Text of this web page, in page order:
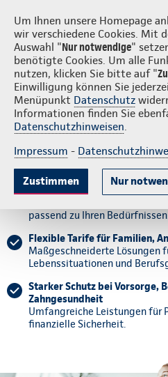
Um Ihnen unsere Homepage
wir verschiedene Cookies. Mit
Auswahl "Nur notwendige"
benötigte Cookies. Um alle
nutzen, klicken Sie bitte auf "
Einwilligung können Sie
Menüpunkt Datenschutz
Informationen finden Sie
Datenschutzhinweisen.
Impressum -
Zustimmen Nur
Continentale vor Ort
Lebensphase.
Individuelle Leistungen für
passend zu Ihren
Flexible Tarife für Familien,
Maßgeschneiderte Lösungen
Lebenssituationen und
Starker Schutz bei Vorsorge,
Zahngesundheit
Umfangreiche Leistungen für
finanzielle Sicherheit.